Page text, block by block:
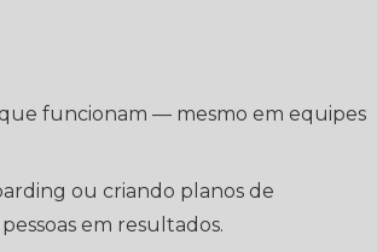
funcionam — mesmo em equipes
ou criando planos de
em resultados.